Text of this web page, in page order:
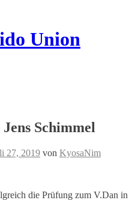
Union
Schimmel
27, 2019 von KyosaNim
die Prüfung zum V.Dan in